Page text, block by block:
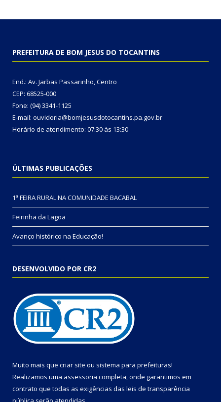
PREFEITURA DE BOM JESUS DO TOCANTINS
End.: Av. Jarbas Passarinho, Centro
CEP: 68525-000
Fone: (94) 3341-1125
E-mail: ouvidoria@bomjesusdotocantins.pa.gov.br
Horário de atendimento: 07:30 às 13:30
ÚLTIMAS PUBLICAÇÕES
1ª FEIRA RURAL NA COMUNIDADE BACABAL
Feirinha da Lagoa
Avanço histórico na Educação!
DESENVOLVIDO POR CR2
Muito mais que criar site ou sistema para prefeituras!
Realizamos uma assessoria completa, onde garantimos em
contrato que todas as exigências das leis de transparência